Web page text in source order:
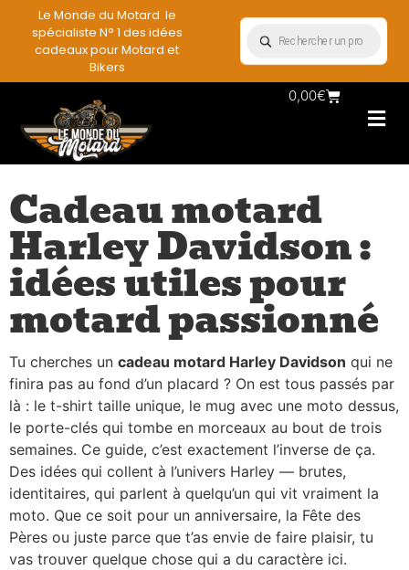
Le Monde du Motard le
spécialiste N° 1 des idées
cadeaux pour Motard et
Bikers
0,00€
Cadeau motard
Harley Davidson :
idées utiles pour
motard passionné
Tu cherches un cadeau motard Harley Davidson qui ne
finira pas au fond d’un placard ? On est tous passés par
là : le t-shirt taille unique, le mug avec une moto dessus,
le porte-clés qui tombe en morceaux au bout de trois
semaines. Ce guide, c’est exactement l’inverse de ça.
Des idées qui collent à l’univers Harley — brutes,
identitaires, qui parlent à quelqu’un qui vit vraiment la
moto. Que ce soit pour un anniversaire, la Fête des
Pères ou juste parce que t’as envie de faire plaisir, tu
vas trouver quelque chose qui a du caractère ici.